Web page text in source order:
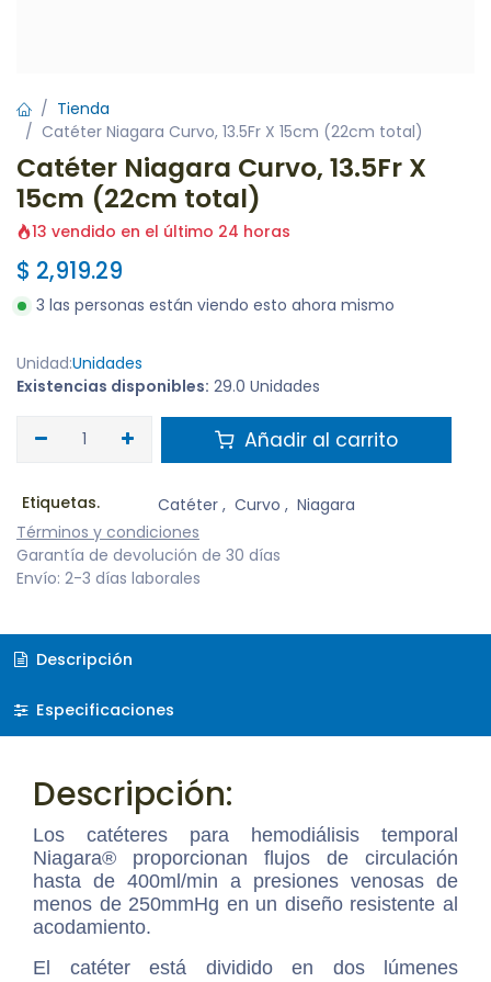
Tienda
Catéter Niagara Curvo, 13.5Fr X 15cm (22cm total)
Catéter Niagara Curvo, 13.5Fr X
15cm (22cm total)
13 vendido en el último 24 horas
$ 2,919.29
3 las personas están viendo esto ahora mismo
Unidad:Unidades
Existencias disponibles: 29.0 Unidades
Añadir al carrito
Etiquetas. Catéter, Curvo , Niagara
Términos y condiciones
Garantía de devolución de 30 días
Envío: 2-3 días laborales
Descripción
Especificaciones
Descripción:
Los catéteres para hemodiálisis temporal
Niagara® proporcionan flujos de circulación
hasta de 400ml/min a presiones venosas de
menos de 250mmHg en un diseño resistente al
acodamiento.
El catéter está dividido en dos lúmenes